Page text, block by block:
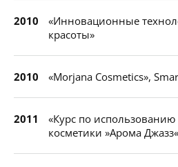
2010
«Инновационные
красоты»
2010 «Morjana Cosmetics»,
2011
«Курс по
косметики »Арома Джазз«